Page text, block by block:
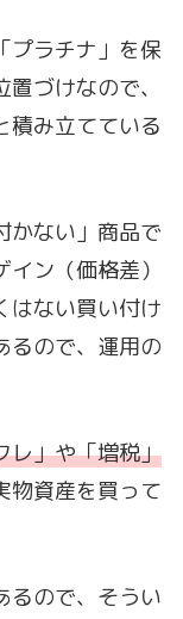
プラチナ」を保
づけなので、
積み立てている
かない」商品で
ン（価格差）
はない買い付け
るので、運用の
レ」や「増税」
物資産を買って
るので、そうい